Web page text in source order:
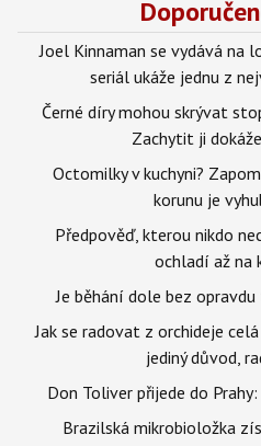
Joel Kinnaman se vydává na
seriál ukáže jednu z
Černé díry mohou skrývat
Zachytit ji
Octomilky v kuchyni?
korunu je
Předpověď, kterou nikdo
ochladí až na
Je běhání dole bez
Jak se radovat z orchideje
jediný důvod,
Don Toliver přijede do
Brazilská mikrobioložka